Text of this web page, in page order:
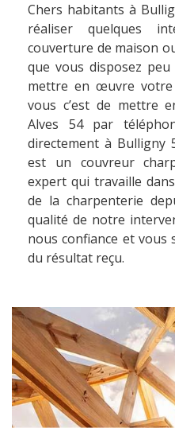
Chers habitants à
réaliser quelques
couverture de maison
que vous disposez
mettre en œuvre
vous c’est de mettre
Alves 54 par
directement à Bulligny
est un couvreur
expert qui travaille
de la charpenterie
qualité de notre
nous confiance et vous
du résultat reçu.